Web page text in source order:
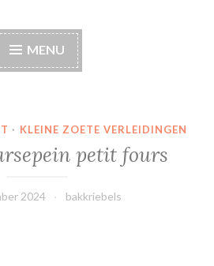
MENU
· KLEINE ZOETE VERLEIDINGEN
petit fours
2024 bakkriebels